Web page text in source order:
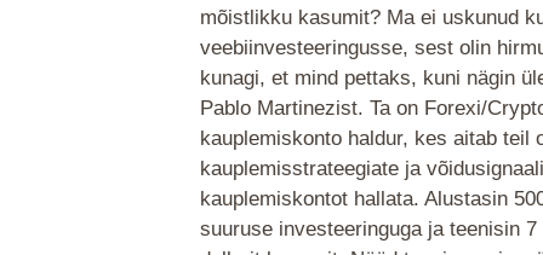
mõistlikku kasumit? Ma ei uskunud
veebiinvesteeringusse, sest olin
kunagi, et mind pettaks, kuni nägin
Pablo Martinezist. Ta on Forexi/
kauplemiskonto haldur, kes aitab teil
kauplemisstrateegiate ja
kauplemiskontot hallata. Alustasin
suuruse investeeringuga ja teenisin 7